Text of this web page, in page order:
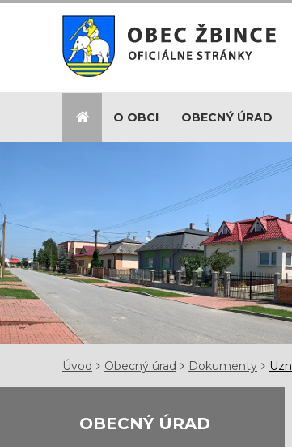
O OBCI OBECNÝ ÚRAD
Úvod Obecný úrad Dokumenty
OBECNÝ ÚRAD